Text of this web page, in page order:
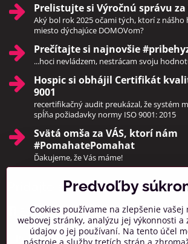
Prelistujte si Výročnú správu za
Aký bol rok 2025 očami tých, ktorí z
miesto dýchajúce DOMOVom?
Prečítajte si najnovšie
...hoci nevládzem, nestrácam svoju
Hospic si obhájil Certifikát
9001
recertifikačný audit preukázal, že systém
spĺňa požiadavky normy ISO 9001: 2015
Svätá omša za VÁS, ktorí nám
#PomahatePomahat
Ďakujeme, že Vás máme!
Pridajte sa k nám
Facebook Instagram
Prihlásiť na odber noviniek
Predvoľby
Cookies používame na zlepšenie vašej
webovej stránky, analýzu jej výkonnosti a
údajov o jej používaní. Na tento účel